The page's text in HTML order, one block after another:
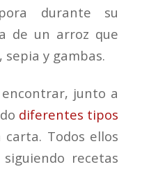
durante su
de un arroz que
y gambas.
junto a
diferentes tipos
Todos ellos
recetas